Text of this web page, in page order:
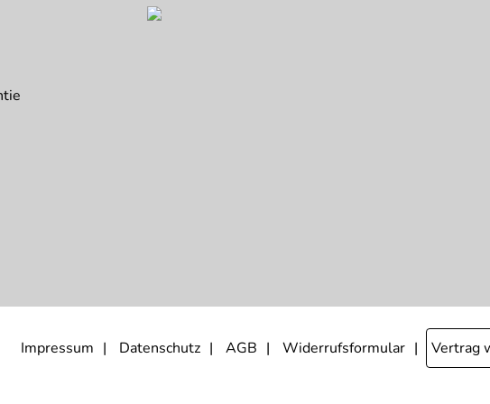
Impressum Datenschutz AGB Widerrufsformular Vertrag